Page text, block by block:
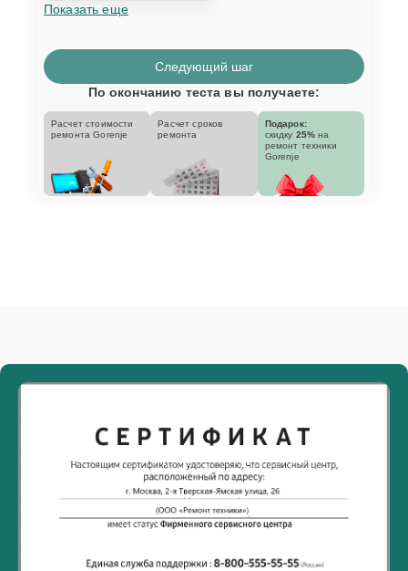
Показать еще
Следующий шаг
По окончанию теста вы получаете:
Расчет стоимости
ремонта Gorenje
Расчет сроков
ремонта
Подарок:
скидку 25% на
ремонт техники
Gorenje